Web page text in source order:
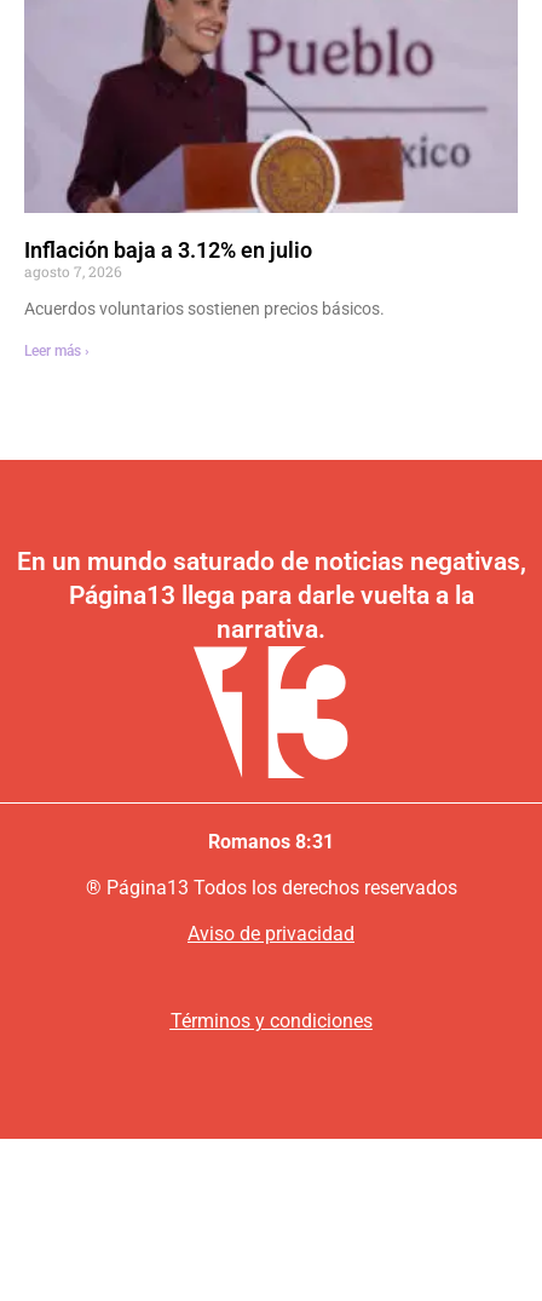
Inflación baja a 3.12% en julio
agosto 7, 2026
Acuerdos voluntarios sostienen precios básicos.
Leer más ›
En un mundo saturado de noticias negativas,
Página13 llega para darle vuelta a la
narrativa.
Romanos 8:31
® Página13 Todos los derechos reservados
Aviso de privacidad
Términos y condiciones